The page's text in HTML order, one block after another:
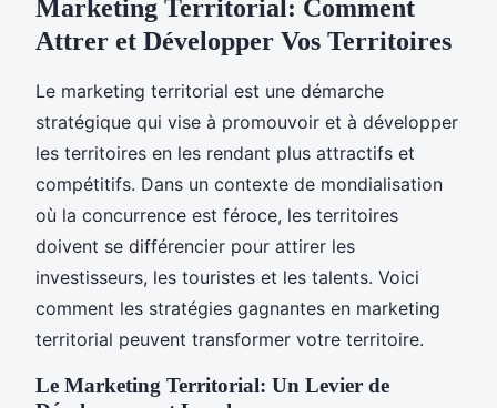
Marketing Territorial: Comment
Attrer et Développer Vos Territoires
Le marketing territorial est une démarche
stratégique qui vise à promouvoir et à développer
les territoires en les rendant plus attractifs et
compétitifs. Dans un contexte de mondialisation
où la concurrence est féroce, les territoires
doivent se différencier pour attirer les
investisseurs, les touristes et les talents. Voici
comment les stratégies gagnantes en marketing
territorial peuvent transformer votre territoire.
Le Marketing Territorial: Un Levier de